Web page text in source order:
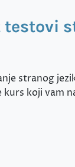
testovi
stranog
koji vam